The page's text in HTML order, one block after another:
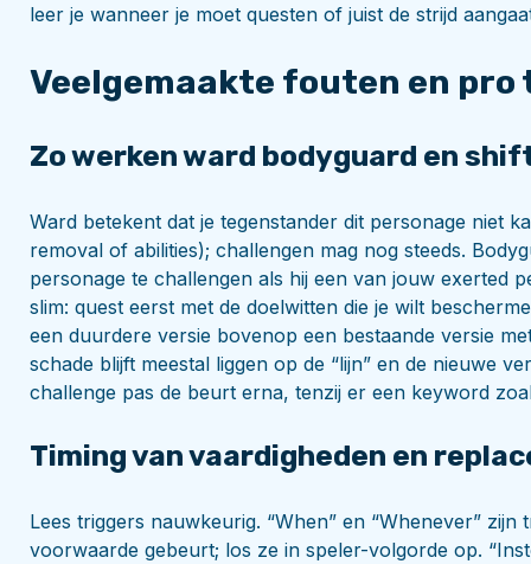
leer je wanneer je moet questen of juist de strijd
Veelgemaakte fouten en
Zo werken ward bodyguard en
Ward betekent dat je tegenstander dit personage niet
removal of abilities); challengen mag nog steeds.
personage te challengen als hij een van jouw exerted
slim: quest eerst met de doelwitten die je wilt
een duurdere versie bovenop een bestaande versie
schade blijft meestal liggen op de “lijn” en de nieuwe
challenge pas de beurt erna, tenzij er een keyword
Timing van vaardigheden en
Lees triggers nauwkeurig. “When” en “Whenever”
voorwaarde gebeurt; los ze in speler-volgorde op.